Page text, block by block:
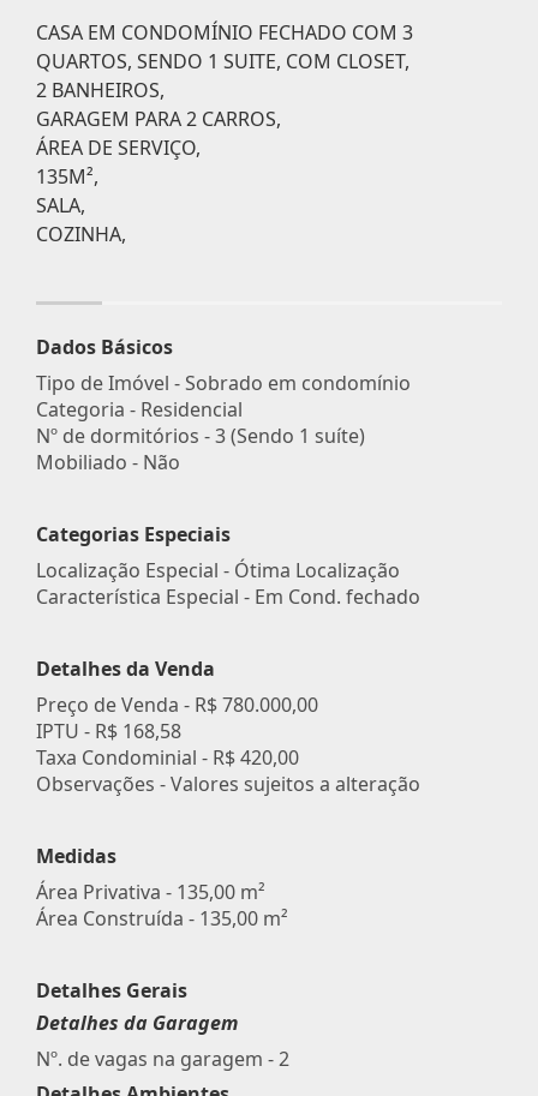
CASA EM CONDOMÍNIO FECHADO COM 3
QUARTOS, SENDO 1 SUITE, COM CLOSET,
2 BANHEIROS,
GARAGEM PARA 2 CARROS,
ÁREA DE SERVIÇO,
135M²,
SALA,
COZINHA,
Dados Básicos
Tipo de Imóvel - Sobrado em condomínio
Categoria - Residencial
Nº de dormitórios - 3 (Sendo 1 suíte)
Mobiliado - Não
Categorias Especiais
Localização Especial - Ótima Localização
Característica Especial - Em Cond. fechado
Detalhes da Venda
Preço de Venda - R$ 780.000,00
IPTU - R$ 168,58
Taxa Condominial - R$ 420,00
Observações - Valores sujeitos a alteração
Medidas
Área Privativa - 135,00 m²
Área Construída - 135,00 m²
Detalhes Gerais
Detalhes da Garagem
Nº. de vagas na garagem - 2